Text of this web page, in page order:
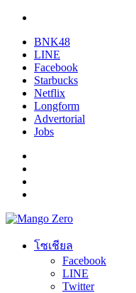
BNK48
LINE
Facebook
Starbucks
Netflix
Longform
Advertorial
Jobs
โซเชียล
Facebook
LINE
Twitter